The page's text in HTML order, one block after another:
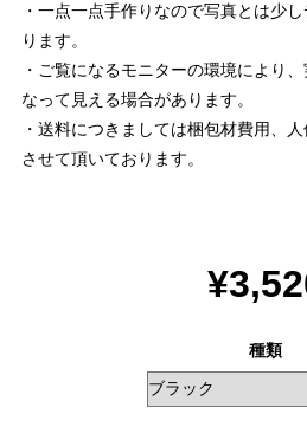
・一点一点手作りなので写真とは少
ります。
・ご覧になるモニターの環境により
なって見える場合があります。
・送料につきましては梱包材費用、
させて頂いております。
種類